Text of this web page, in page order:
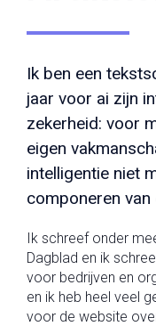
Ik ben een
jaar voor ai zijn
zekerheid: voor
eigen
intelligentie niet
componeren
Ik schreef onder
Dagblad en ik
voor bedrijven en
en ik heb heel veel
voor de website